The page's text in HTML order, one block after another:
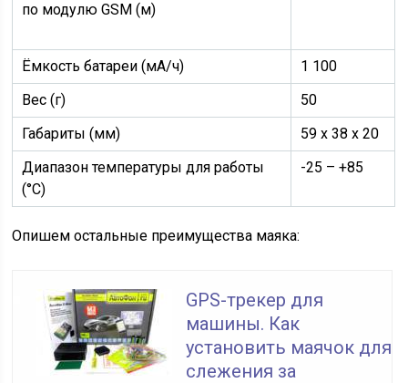
по модулю GSM (м)
Ёмкость батареи (мА/ч)
1 100
Вес (г)
50
Габариты (мм)
59 х 38 х 20
Диапазон температуры для работы
(°C)
-25 – +85
Опишем остальные преимущества маяка:
GPS-трекер для
машины. Как
установить маячок для
слежения за